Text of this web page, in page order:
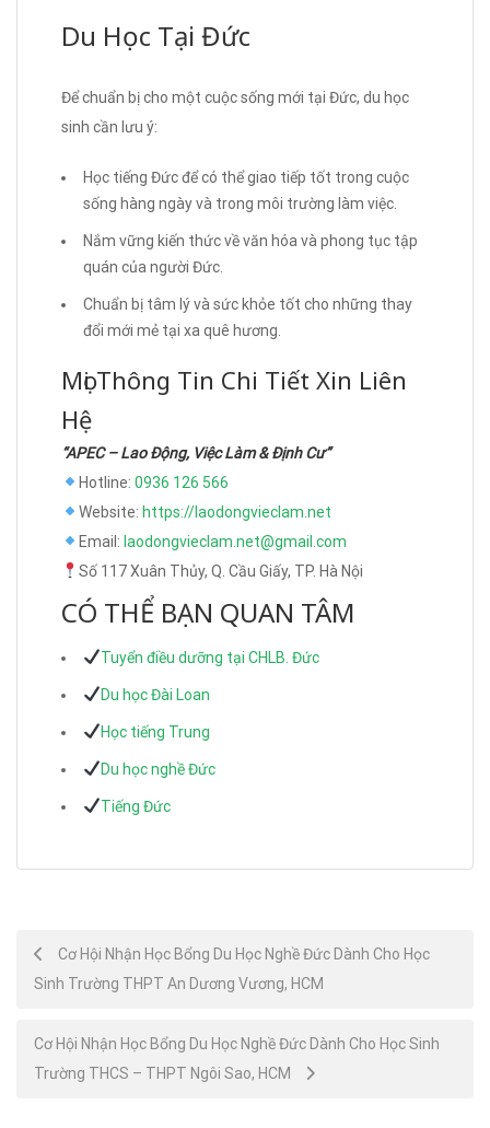
Du Học Tại Đức
Để chuẩn bị cho một cuộc sống mới tại Đức, du học
sinh cần lưu ý:
Học tiếng Đức để có thể giao tiếp tốt trong cuộc
sống hàng ngày và trong môi trường làm việc.
Nắm vững kiến thức về văn hóa và phong tục tập
quán của người Đức.
Chuẩn bị tâm lý và sức khỏe tốt cho những thay
đổi mới mẻ tại xa quê hương.
Mọi Thông Tin Chi Tiết Xin Liên
Hệ
“APEC – Lao Động, Việc Làm & Định Cư”
Hotline: 0936 126 566
Website: https://laodongvieclam.net
Email: laodongvieclam.net@gmail.com
Số 117 Xuân Thủy, Q. Cầu Giấy, TP. Hà Nội
CÓ THỂ BẠN QUAN TÂM
Tuyển điều dưỡng tại CHLB. Đức
Du học Đài Loan
Học tiếng Trung
Du học nghề Đức
Tiếng Đức
Post
navigation
Cơ Hội Nhận Học Bổng Du Học Nghề Đức Dành Cho Học
Sinh Trường THPT An Dương Vương, HCM
Cơ Hội Nhận Học Bổng Du Học Nghề Đức Dành Cho Học Sinh
Trường THCS – THPT Ngôi Sao, HCM